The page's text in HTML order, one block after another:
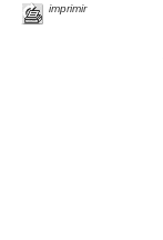
imprimir